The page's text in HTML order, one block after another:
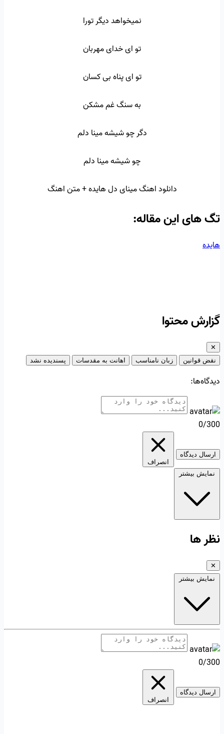
نمیخواهد دیگر تورا
تو ای خدای مهربان
تو ای پناه بی کسان
به سنگ غم مشکن
دگر چو شیشه مینا دلم
چو شیشه مینا دلم
دانلود اهنگ مینای دل هایده + متن اهنگ
تگ‌ های این مقاله:
هایده
گزارش محتوا
✕
نقض قوانین
زبان نامناسب اهانت به مقدسات پسندیده نشد
دیدگاه‌ها:
0/300
ارسال دیدگاه
انصراف
نمایش بیشتر
نظر ها
✕
نمایش بیشتر
0/300
ارسال دیدگاه
انصراف